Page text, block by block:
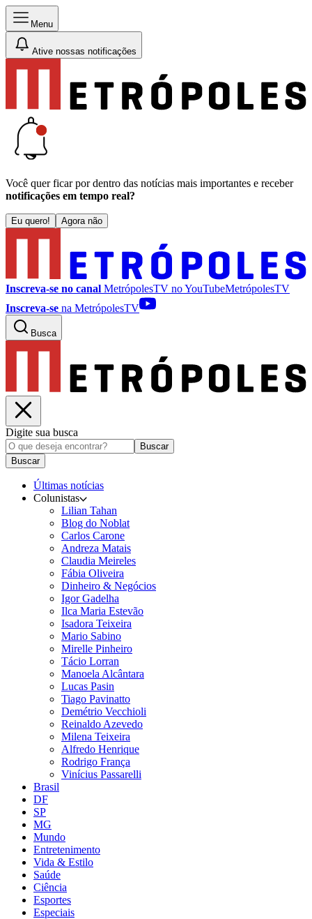
Menu
Ative nossas notificações
Você quer ficar por dentro das notícias mais importantes e receber
notificações em tempo real?
Eu quero! Agora não
Inscreva-se no canal MetrópolesTV noYouTubeMetrópolesTV
Inscreva-se na MetrópolesTV
Busca
Digite sua busca
Buscar
Buscar
Últimas notícias
Colunistas
Lilian Tahan
Blog do Noblat
Carlos Carone
Andreza Matais
Claudia Meireles
Fábia Oliveira
Dinheiro & Negócios
Igor Gadelha
Ilca Maria Estevão
Isadora Teixeira
Mario Sabino
Mirelle Pinheiro
Tácio Lorran
Manoela Alcântara
Lucas Pasin
Tiago Pavinatto
Demétrio Vecchioli
Reinaldo Azevedo
Milena Teixeira
Alfredo Henrique
Rodrigo França
Vinícius Passarelli
Brasil
DF
SP
MG
Mundo
Entretenimento
Vida & Estilo
Saúde
Ciência
Esportes
Especiais